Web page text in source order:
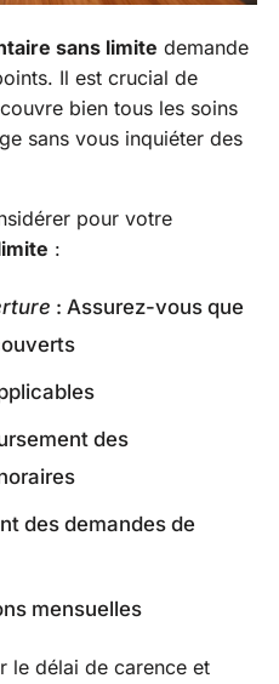
sans limite demande
Il est crucial de
bien tous les soins
sans vous inquiéter des
pour votre
:
: Assurez-vous que
des
des demandes de
mensuelles
le délai de carence et